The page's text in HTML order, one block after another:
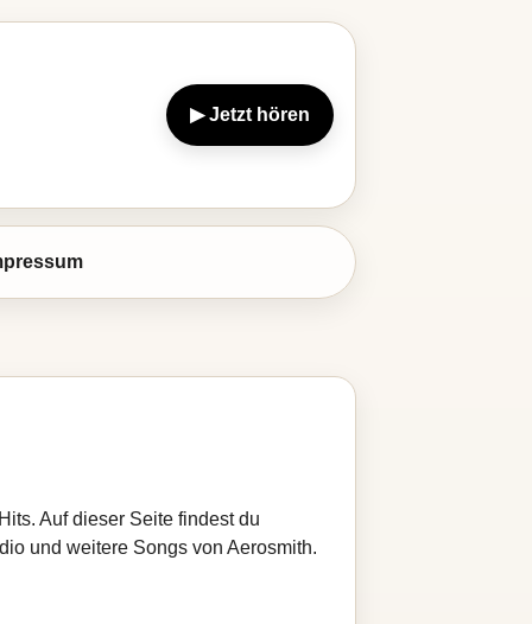
▶ Jetzt hören
Auf dieser Seite findest du
und weitere Songs von Aerosmith.